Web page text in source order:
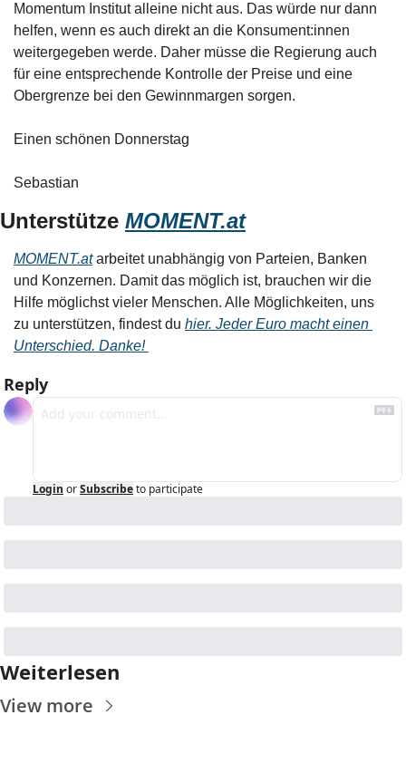
Momentum Institut alleine nicht aus. Das würde nur dann
helfen, wenn es auch direkt an die Konsument:innen
weitergegeben werde. Daher müsse die Regierung auch
für eine entsprechende Kontrolle der Preise und eine
Obergrenze bei den Gewinnmargen sorgen.
Einen schönen Donnerstag
Sebastian
Unterstütze MOMENT.at
MOMENT.at arbeitet unabhängig von Parteien, Banken
und Konzernen. Damit das möglich ist, brauchen wir die
Hilfe möglichst vieler Menschen. Alle Möglichkeiten, uns
zu unterstützen, findest du hier. Jeder Euro macht einen
Unterschied. Danke!
Reply
Login orSubscribeto participate
Weiterlesen
View more